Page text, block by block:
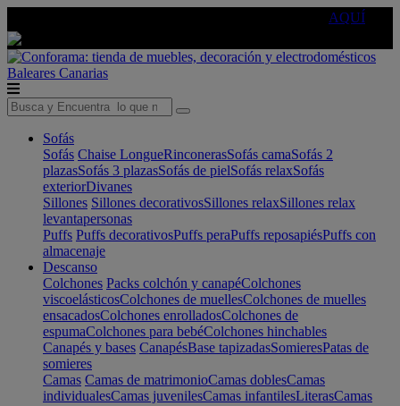
AQUÍ
Baleares Canarias
Sofás
Sofás Chaise LongueRinconerasSofás camaSofás 2
plazasSofás 3 plazasSofás de pielSofás relaxSofás
exteriorDivanes
Sillones Sillones decorativosSillones relaxSillones relax
levantapersonas
Puffs Puffs decorativosPuffs peraPuffs reposapiésPuffs con
almacenaje
Descanso
Colchones Packs colchón y canapéColchones
viscoelásticosColchones de muellesColchones de muelles
ensacadosColchones enrolladosColchones de
espumaColchones para bebéColchones hinchables
Canapés y bases CanapésBase tapizadasSomieresPatas de
somieres
Camas Camas de matrimonioCamas doblesCamas
individualesCamas juvenilesCamas infantilesLiterasCamas